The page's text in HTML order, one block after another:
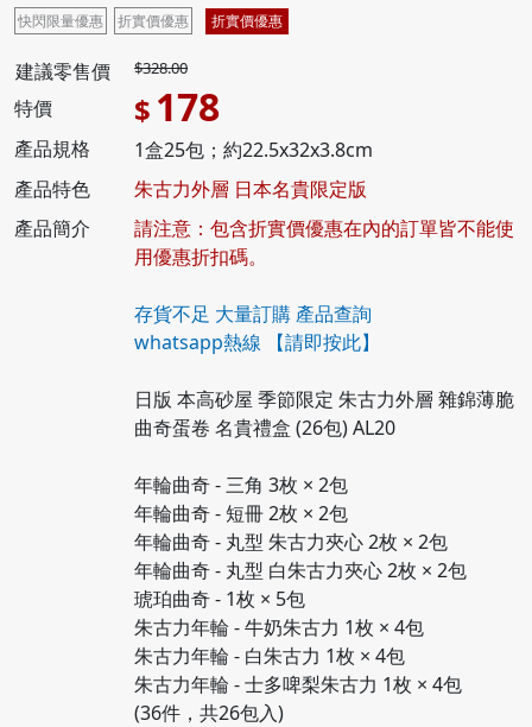
快閃限量優惠 折實價優惠 折實價優惠
建議零售價 $328.00
特價 $ 178
產品規格
1盒25包；約22.5x32x3.8cm
產品特色
朱古力外層 日本名貴限定版
產品簡介
請注意：包含折實價優惠在內的訂單皆不能使
用優惠折扣碼。
存貨不足 大量訂購 產品查詢
whatsapp熱線
【請即按此】
日版 本高砂屋 季節限定 朱古力外層 雜錦薄脆
曲奇蛋卷 名貴禮盒 (26包) AL20
年輪曲奇 - 三角 3枚 × 2包
年輪曲奇 - 短冊 2枚 × 2包
年輪曲奇 - 丸型 朱古力夾心 2枚 × 2包
年輪曲奇 - 丸型 白朱古力夾心 2枚 × 2包
琥珀曲奇 - 1枚 × 5包
朱古力年輪 - 牛奶朱古力 1枚 × 4包
朱古力年輪 - 白朱古力 1枚 × 4包
朱古力年輪 - 士多啤梨朱古力 1枚 × 4包
(36件，共26包入)